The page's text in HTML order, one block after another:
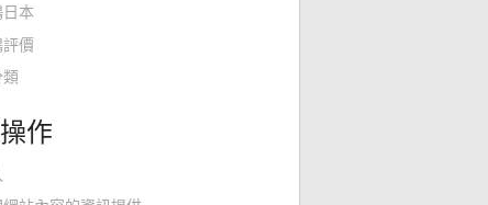
本
價
類
作